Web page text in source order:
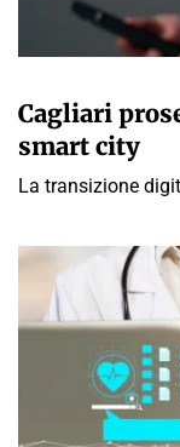
Cagliari
smart city
La transizione